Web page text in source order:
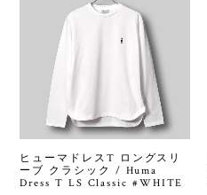
ヒューマドレスT ロングスリ
ーブ クラシック / Huma
Dress T LS Classic #WHITE